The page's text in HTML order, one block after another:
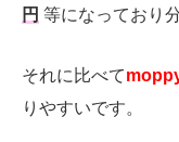
円 等になっており
それに比べて
りやすいです。